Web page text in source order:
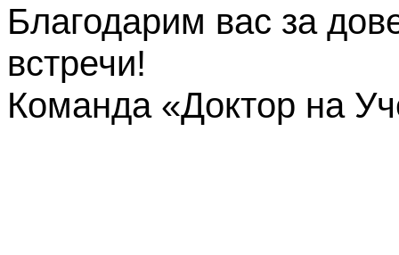
Благодарим вас за
встречи!
Команда «Доктор на